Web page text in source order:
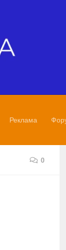
Реклама
0